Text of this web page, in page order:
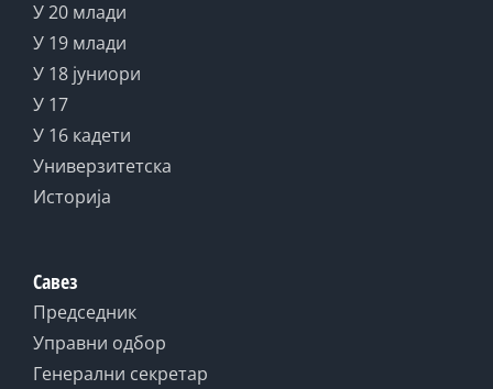
У 20 млади
У 19 млади
У 18 јуниори
У 17
У 16 кадети
Универзитетска
Историја
Савез
Председник
Управни одбор
Генерални секретар